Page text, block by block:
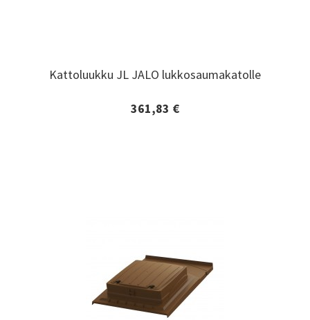
Kattoluukku JL JALO lukkosaumakatolle
361,83 €
Kattoluukku JL JALO lukkosaumakatolle
Lisätiedot ja tilaaminen